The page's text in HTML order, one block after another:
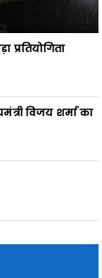
प्रतियोगिता
विजय शर्मा का